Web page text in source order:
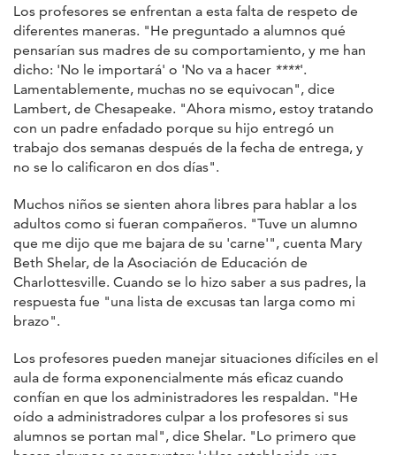
Los profesores se enfrentan a esta falta de respeto de
diferentes maneras. "He preguntado a alumnos qué
pensarían sus madres de su comportamiento, y me han
dicho: 'No le importará' o 'No va a hacer ****'.
Lamentablemente, muchas no se equivocan", dice
Lambert, de Chesapeake. "Ahora mismo, estoy tratando
con un padre enfadado porque su hijo entregó un
trabajo dos semanas después de la fecha de entrega, y
no se lo calificaron en dos días".
Muchos niños se sienten ahora libres para hablar a los
adultos como si fueran compañeros. "Tuve un alumno
que me dijo que me bajara de su 'carne'", cuenta Mary
Beth Shelar, de la Asociación de Educación de
Charlottesville. Cuando se lo hizo saber a sus padres, la
respuesta fue "una lista de excusas tan larga como mi
brazo".
Los profesores pueden manejar situaciones difíciles en el
aula de forma exponencialmente más eficaz cuando
confían en que los administradores les respaldan. "He
oído a administradores culpar a los profesores si sus
alumnos se portan mal", dice Shelar. "Lo primero que